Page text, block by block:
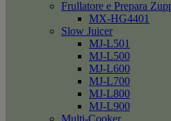
Frullatore e Prepara
MX-HG4401
Slow Juicer
MJ-L501
MJ-L500
MJ-L600
MJ-L700
MJ-L800
MJ-L900
Multi-Cooker